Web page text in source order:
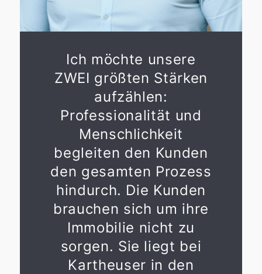
Ich möchte unsere
ZWEI größten Stärken
aufzählen:
Professionalität und
Menschlichkeit
begleiten den Kunden
den gesamten Prozess
hindurch. Die Kunden
brauchen sich um ihre
Immobilie nicht zu
sorgen. Sie liegt bei
Kartheuser in den